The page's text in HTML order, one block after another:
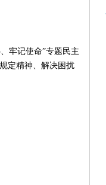
牢记使命”专题民主
定精神、解决困扰